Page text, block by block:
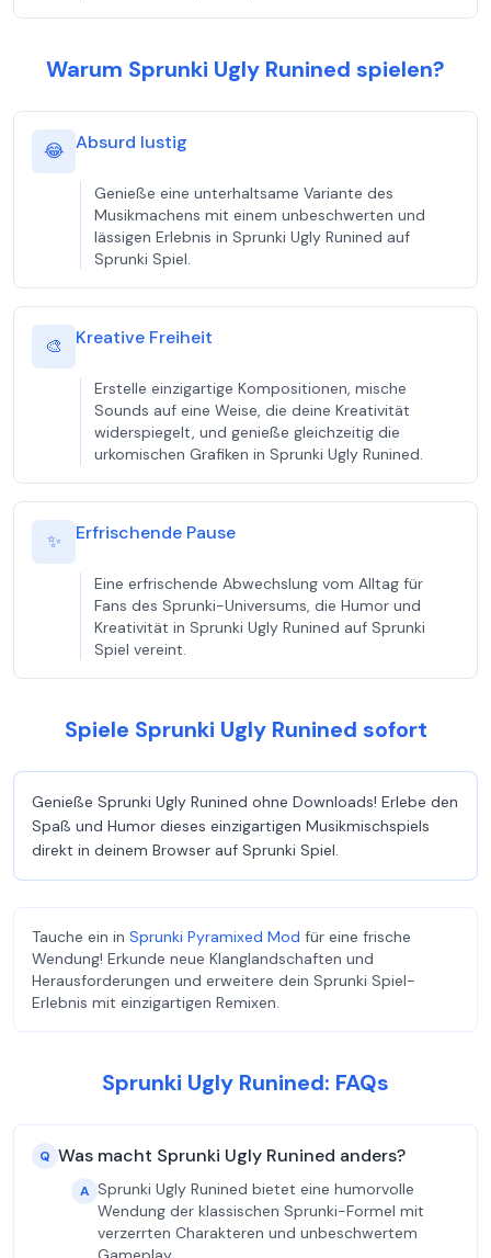
Warum Sprunki Ugly Runined spielen?
😂 Absurd lustig
Genieße eine unterhaltsame Variante des
Musikmachens mit einem unbeschwerten und
lässigen Erlebnis in Sprunki Ugly Runined auf
Sprunki Spiel.
🎨 Kreative Freiheit
Erstelle einzigartige Kompositionen, mische
Sounds auf eine Weise, die deine Kreativität
widerspiegelt, und genieße gleichzeitig die
urkomischen Grafiken in Sprunki Ugly Runined.
✨ Erfrischende Pause
Eine erfrischende Abwechslung vom Alltag für
Fans des Sprunki-Universums, die Humor und
Kreativität in Sprunki Ugly Runined auf Sprunki
Spiel vereint.
Spiele Sprunki Ugly Runined sofort
Genieße Sprunki Ugly Runined ohne Downloads! Erlebe den
Spaß und Humor dieses einzigartigen Musikmischspiels
direkt in deinem Browser auf Sprunki Spiel.
Tauche ein in Sprunki Pyramixed Mod für eine frische
Wendung! Erkunde neue Klanglandschaften und
Herausforderungen und erweitere dein Sprunki Spiel-
Erlebnis mit einzigartigen Remixen.
Sprunki Ugly Runined: FAQs
Q Was macht Sprunki Ugly Runined anders?
A Sprunki Ugly Runined bietet eine humorvolle
Wendung der klassischen Sprunki-Formel mit
verzerrten Charakteren und unbeschwertem